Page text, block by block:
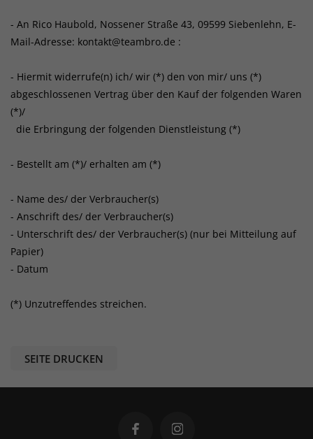
- An Rico Haubold, Nossener Straße 43, 09599 Siebenlehn, E-
Mail-Adresse: kontakt@teambro.de :
- Hiermit widerrufe(n) ich/ wir (*) den von mir/ uns (*)
abgeschlossenen Vertrag über den Kauf der folgenden Waren
(*)/
die Erbringung der folgenden Dienstleistung (*)
- Bestellt am (*)/ erhalten am (*)
- Name des/ der Verbraucher(s)
- Anschrift des/ der Verbraucher(s)
- Unterschrift des/ der Verbraucher(s) (nur bei Mitteilung auf
Papier)
- Datum
(*) Unzutreffendes streichen.